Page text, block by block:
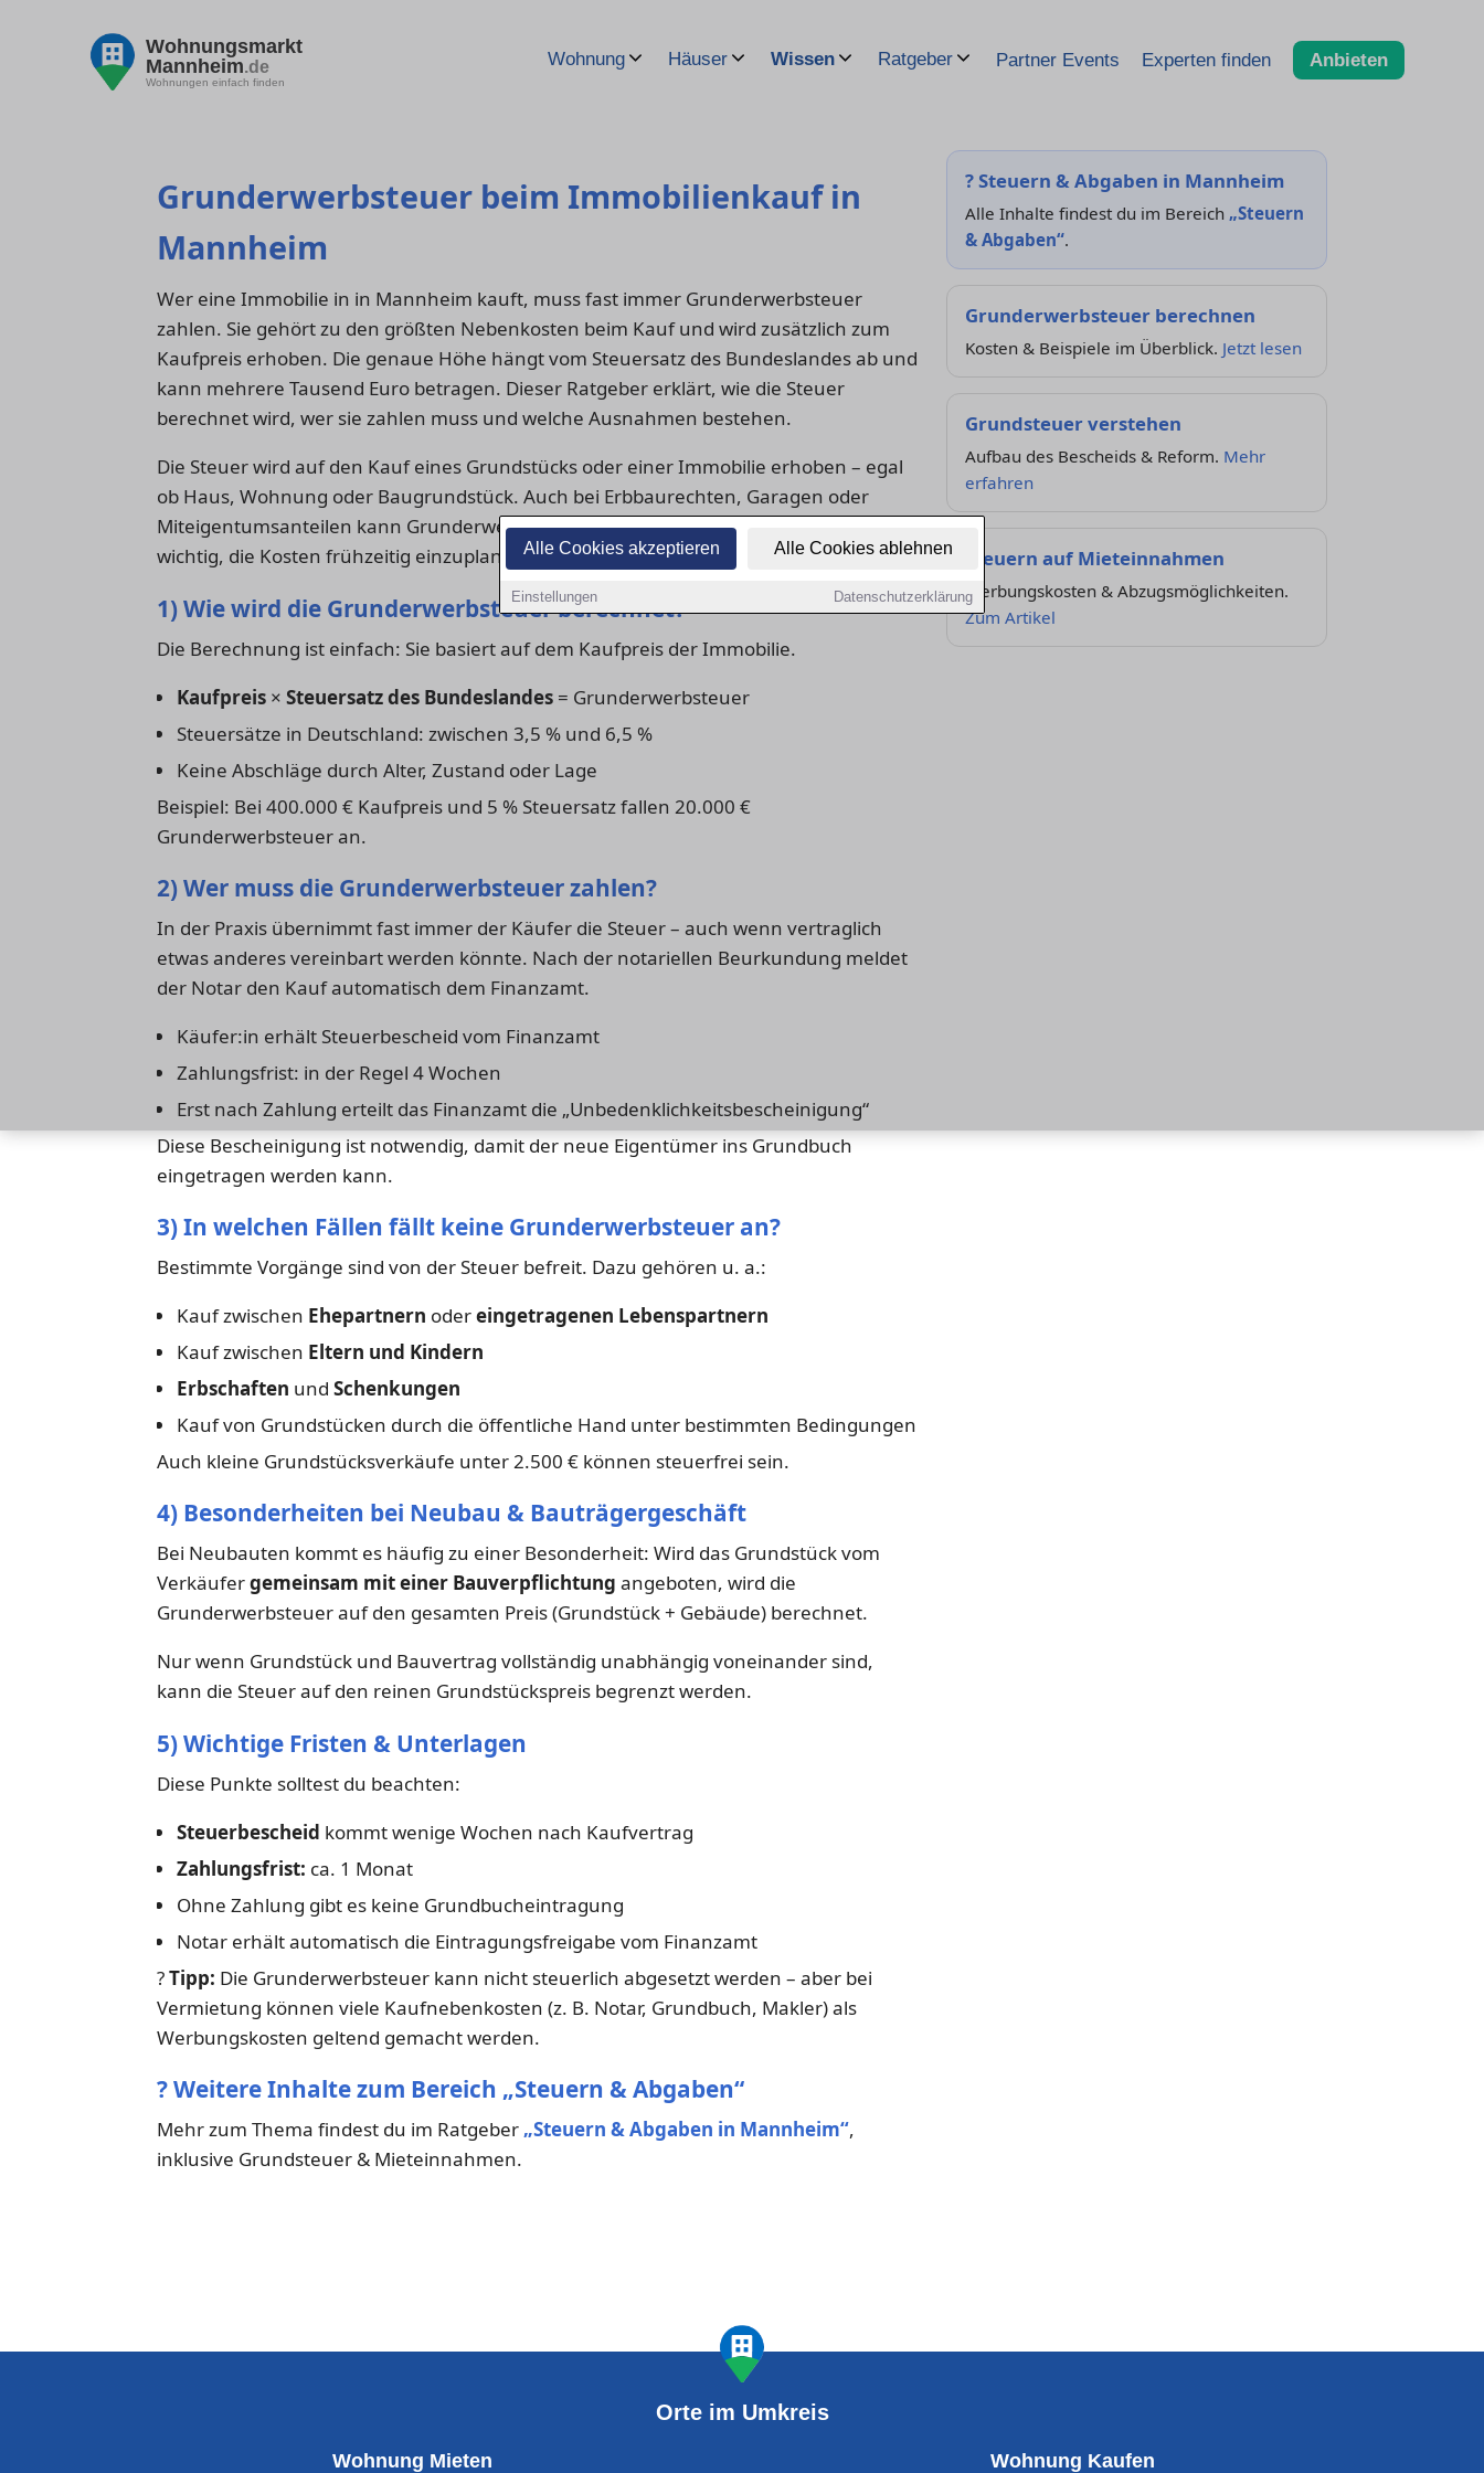
Alle Cookies akzeptieren Alle Cookies ablehnen
Einstellungen Datenschutzerklärung
Wohnungsmarkt
Mannheim.de
Wohnungen einfach finden
Wohnung Häuser Wissen Ratgeber Partner Events Experten finden Anbieten
Grunderwerbsteuer beim Immobilienkauf in
Mannheim
Wer eine Immobilie in in Mannheim kauft, muss fast immer Grunderwerbsteuer
zahlen. Sie gehört zu den größten Nebenkosten beim Kauf und wird zusätzlich zum
Kaufpreis erhoben. Die genaue Höhe hängt vom Steuersatz des Bundeslandes ab und
kann mehrere Tausend Euro betragen. Dieser Ratgeber erklärt, wie die Steuer
berechnet wird, wer sie zahlen muss und welche Ausnahmen bestehen.
Die Steuer wird auf den Kauf eines Grundstücks oder einer Immobilie erhoben – egal
ob Haus, Wohnung oder Baugrundstück. Auch bei Erbbaurechten, Garagen oder
Miteigentumsanteilen kann Grunderwerbsteuer fällig werden. Für Käufer:innen ist es
wichtig, die Kosten frühzeitig einzuplanen.
1) Wie wird die Grunderwerbsteuer berechnet?
Die Berechnung ist einfach: Sie basiert auf dem Kaufpreis der Immobilie.
Kaufpreis× Steuersatz des Bundeslandes= Grunderwerbsteuer
Steuersätze in Deutschland: zwischen 3,5 % und 6,5 %
Keine Abschläge durch Alter, Zustand oder Lage
Beispiel: Bei 400.000 € Kaufpreis und 5 % Steuersatz fallen 20.000 €
Grunderwerbsteuer an.
2) Wer muss die Grunderwerbsteuer zahlen?
In der Praxis übernimmt fast immer der Käufer die Steuer – auch wenn vertraglich
etwas anderes vereinbart werden könnte. Nach der notariellen Beurkundung meldet
der Notar den Kauf automatisch dem Finanzamt.
Käufer:in erhält Steuerbescheid vom Finanzamt
Zahlungsfrist: in der Regel 4 Wochen
Erst nach Zahlung erteilt das Finanzamt die „Unbedenklichkeitsbescheinigung“
Diese Bescheinigung ist notwendig, damit der neue Eigentümer ins Grundbuch
eingetragen werden kann.
3) In welchen Fällen fällt keine Grunderwerbsteuer an?
Bestimmte Vorgänge sind von der Steuer befreit. Dazu gehören u. a.:
Kauf zwischen Ehepartnern odereingetragenen Lebenspartnern
Kauf zwischen Eltern und Kindern
Erbschaften und Schenkungen
Kauf von Grundstücken durch die öffentliche Hand unter bestimmten Bedingungen
Auch kleine Grundstücksverkäufe unter 2.500 € können steuerfrei sein.
4) Besonderheiten bei Neubau & Bauträgergeschäft
Bei Neubauten kommt es häufig zu einer Besonderheit: Wird das Grundstück vom
Verkäufergemeinsam mit einer Bauverpflichtung angeboten, wird die
Grunderwerbsteuer auf den gesamten Preis (Grundstück + Gebäude) berechnet.
Nur wenn Grundstück und Bauvertrag vollständig unabhängig voneinander sind,
kann die Steuer auf den reinen Grundstückspreis begrenzt werden.
5) Wichtige Fristen & Unterlagen
Diese Punkte solltest du beachten:
Steuerbescheid kommt wenige Wochen nach Kaufvertrag
Zahlungsfrist: ca. 1 Monat
Ohne Zahlung gibt es keine Grundbucheintragung
Notar erhält automatisch die Eintragungsfreigabe vom Finanzamt
?Tipp: Die Grunderwerbsteuer kann nicht steuerlich abgesetzt werden – aber bei
Vermietung können viele Kaufnebenkosten (z. B. Notar, Grundbuch, Makler) als
Werbungskosten geltend gemacht werden.
?Weitere Inhalte zum Bereich „Steuern & Abgaben“
Mehr zum Thema findest du im Ratgeber„Steuern & Abgaben in Mannheim“,
inklusive Grundsteuer & Mieteinnahmen.
?Steuern & Abgaben in Mannheim
Alle Inhalte findest du im Bereich „Steuern
& Abgaben“.
Grunderwerbsteuer berechnen
Kosten & Beispiele im Überblick. Jetzt lesen
Grundsteuer verstehen
Aufbau des Bescheids & Reform. Mehr
erfahren
Steuern auf Mieteinnahmen
Werbungskosten & Abzugsmöglichkeiten.
Zum Artikel
Orte im Umkreis
Wohnung Mieten Wohnung Kaufen